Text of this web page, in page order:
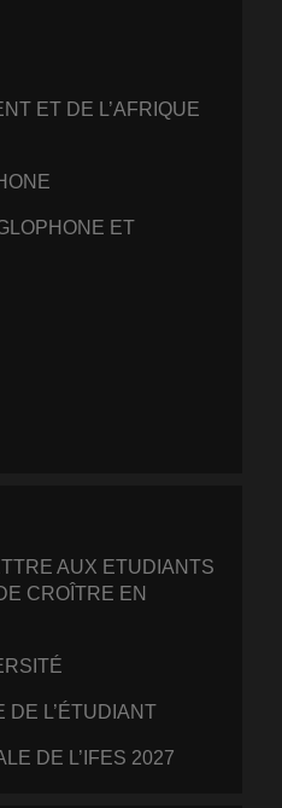
ET DE L’AFRIQUE
ET
AUX ETUDIANTS
CROÎTRE EN
DE L’ÉTUDIANT
DE L’IFES 2027